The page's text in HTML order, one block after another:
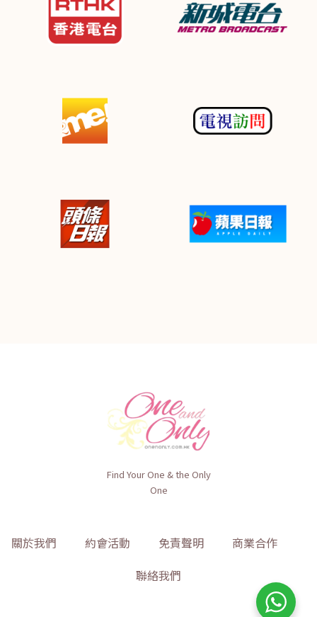
Find Your One & the Only
One
關於我們 約會活動 免責聲明
商業合作
聯絡我們